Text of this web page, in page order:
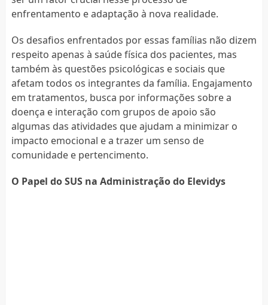
enfrentamento e adaptação à nova realidade.
Os desafios enfrentados por essas famílias não dizem
respeito apenas à saúde física dos pacientes, mas
também às questões psicológicas e sociais que
afetam todos os integrantes da família. Engajamento
em tratamentos, busca por informações sobre a
doença e interação com grupos de apoio são
algumas das atividades que ajudam a minimizar o
impacto emocional e a trazer um senso de
comunidade e pertencimento.
O Papel do SUS na Administração do Elevidys